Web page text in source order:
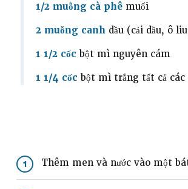
1/2 muỗng cà phê muối
2 muỗng canh dầu (cải dầu, ô
1 1/2 cốc bột mì nguyên cám
1 1/4 cốc bột mì trắng tất cả
1 Thêm men và nước vào một